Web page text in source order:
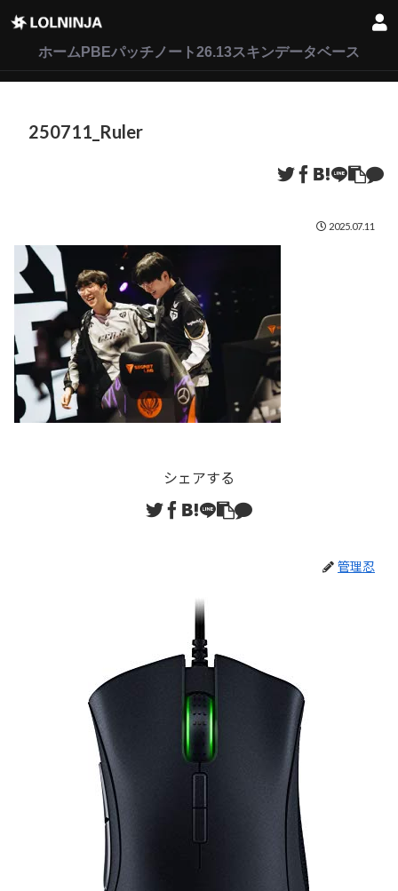
ホーム PBEパッチノート26.13スキンデータベース
250711_Ruler
2025.07.11
シェアする
管理忍